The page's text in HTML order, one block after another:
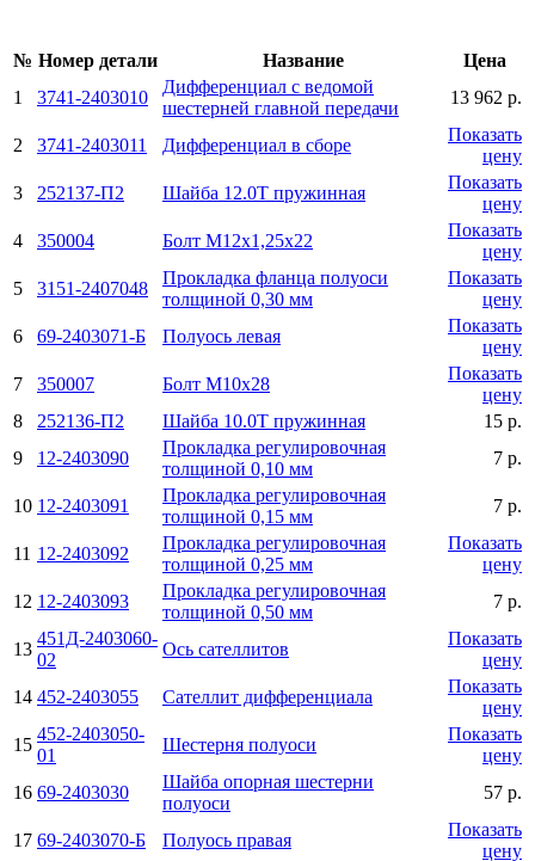
№ Номер детали Название
Цена
1
3741-2403010
Дифференциал с ведомой
шестерней главной передачи
13 962 р.
2 3741-2403011 Дифференциал в сборе
Показать
цену
3
252137-П2 Шайба 12.0Т пружинная
Показать
цену
4
350004 Болт М12х1,25х22
Показать
цену
5
3151-2407048
Прокладка фланца полуоси
толщиной 0,30 мм
Показать
цену
6
69-2403071-Б Полуось левая
Показать
цену
7
350007 Болт М10х28
Показать
цену
8
252136-П2 Шайба 10.0Т пружинная
15 р.
9
12-2403090
Прокладка регулировочная
толщиной 0,10 мм
7 р.
10 12-2403091
Прокладка регулировочная
толщиной 0,15 мм
7 р.
11 12-2403092
Прокладка регулировочная
толщиной 0,25 мм
Показать
цену
12 12-2403093
Прокладка регулировочная
толщиной 0,50 мм
7 р.
13
451Д-2403060-
02
Ось сателлитов
Показать
цену
14 452-2403055 Сателлит дифференциала
Показать
цену
15
452-2403050-
01
Шестерня полуоси
Показать
цену
16 69-2403030
Шайба опорная шестерни
полуоси
57 р.
17 69-2403070-Б Полуось правая
Показать
цену